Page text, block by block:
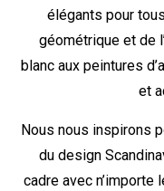
élégants pour
géométrique et de
blanc aux peintures
et
Nous nous inspirons
du design
cadre avec